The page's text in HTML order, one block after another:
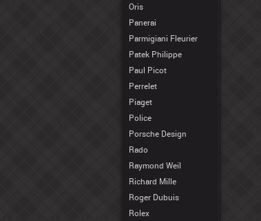
Oris
Panerai
Parmigiani Fleurier
Patek Philippe
Paul Picot
Perrelet
Piaget
Police
Porsche Design
Rado
Raymond Weil
Richard Mille
Roger Dubuis
Rolex